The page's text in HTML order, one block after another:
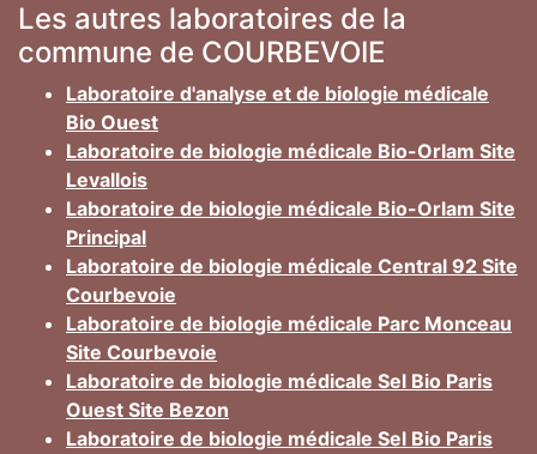
Les autres laboratoires de la
commune de COURBEVOIE
Laboratoire d'analyse et de biologie médicale
Bio Ouest
Laboratoire de biologie médicale Bio-Orlam Site
Levallois
Laboratoire de biologie médicale Bio-Orlam Site
Principal
Laboratoire de biologie médicale Central 92 Site
Courbevoie
Laboratoire de biologie médicale Parc Monceau
Site Courbevoie
Laboratoire de biologie médicale Sel Bio Paris
Ouest Site Bezon
Laboratoire de biologie médicale Sel Bio Paris